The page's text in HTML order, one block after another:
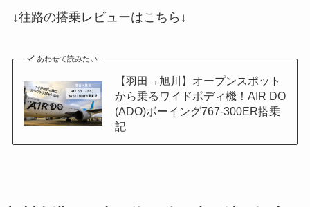
↓往路の搭乗レビューはこちら↓
あわせて読みたい
【羽田→旭川】オープンスポット
から乗るワイドボディ機！AIR DO
(ADO)ボーイング767-300ER搭乗
記